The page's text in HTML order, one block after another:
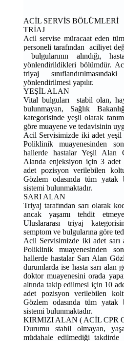
ACİL SERVİS BÖLÜMLERİ
TRİAJ
Acil servise müracaat eden
personeli tarafından aciliyet
bulgularının alındığı,
yönlendirildikleri bölümdür.
triyaj
yönlendirilmesi yapılır.
YEŞİL ALAN
Vital bulguları stabil olan,
bulunmayan, Sağlık
kategorisinde yeşil olarak
göre muayene ve tedavisinin
Acil Servisimizde iki adet yeşil
Poliklinik muayenesinden
hallerde hastalar Yeşil Alan
Alanda enjeksiyon için 3
adet pozisyon verilebilen
Gözlem odasında tüm yatak
sistemi bulunmaktadır.
SARI ALAN
Triyaj tarafından sarı olarak
ancak yaşamı tehdit
Uluslararası triyaj
semptom ve bulgularına göre
Acil Servisimizde iki adet sarı
Poliklinik muayenesinden
hallerde hastalar Sarı Alan
durumlarda ise hasta sarı alan
doktor muayenesini orada
altında takip edilmesi için 10
adet pozisyon verilebilen
Gözlem odasında tüm yatak
sistemi bulunmaktadır.
KIRMIZI ALAN ( ACİL CPR
Durumu stabil olmayan,
müdahale edilmediği